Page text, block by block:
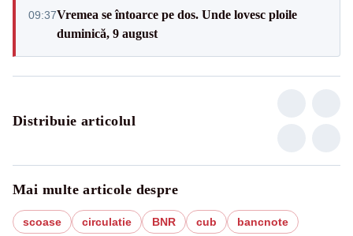
09:37Vremea se întoarce pe dos. Unde lovesc ploile
duminică, 9 august
Distribuie articolul
Mai multe articole despre
scoase circulatie BNR cub bancnote